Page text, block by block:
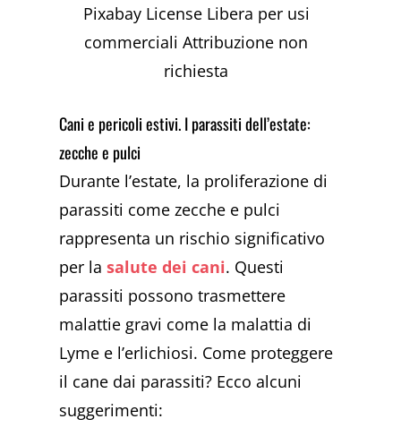
Pixabay License Libera per usi
commerciali Attribuzione non
richiesta
Cani e pericoli estivi. I parassiti dell’estate:
zecche e pulci
Durante l’estate, la proliferazione di
parassiti come zecche e pulci
rappresenta un rischio significativo
per la salute dei cani. Questi
parassiti possono trasmettere
malattie gravi come la malattia di
Lyme e l’erlichiosi. Come proteggere
il cane dai parassiti? Ecco alcuni
suggerimenti: